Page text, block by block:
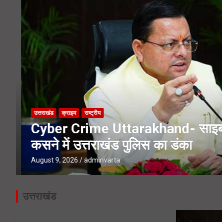
Tons River Bridge- नंदा की चौकी
Uttarakhand Kiwi Mission-
उत्तराखंड क्राइम राष्ट्रीय
Cyber Crime Uttarakhand-
कसने में उत्तराखंड पुलिस का डंका
August 9, 2026 adminvarta
उत्तराखंड